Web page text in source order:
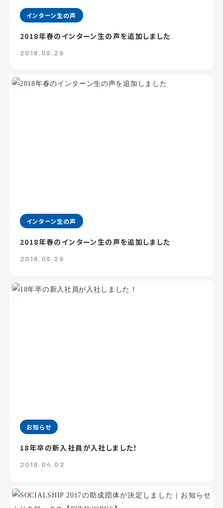
インターン生の声
2018年春のインターン生の声を追加しました
2018.06.29
インターン生の声
2018年春のインターン生の声を追加しました
2018.06.29
お知らせ
18年卒の新入社員が入社しました！
2018.04.02